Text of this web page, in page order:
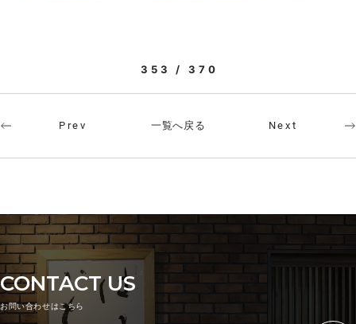
353 / 370
Prev 一覧へ戻る Next
CONTACT US
お問い合わせはこちら